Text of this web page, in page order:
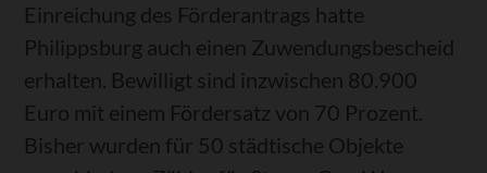
Einreichung des Förderantrags hatte
Philippsburg auch einen Zuwendungsbescheid
erhalten. Bewilligt sind inzwischen 80.900
Euro mit einem Fördersatz von 70 Prozent.
Bisher wurden für 50 städtische Objekte